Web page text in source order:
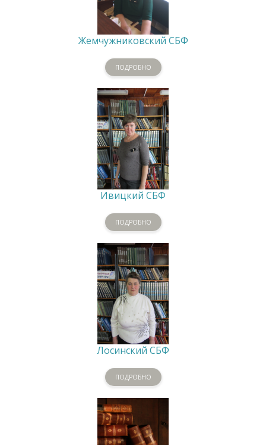
Жемчужниковский СБФ
ПОДРОБНО
Ивицкий СБФ
ПОДРОБНО
Лосинский СБФ
ПОДРОБНО